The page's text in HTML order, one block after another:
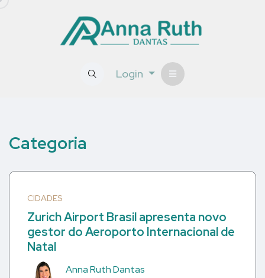
Login
Categoria
CIDADES
Zurich Airport Brasil apresenta novo
gestor do Aeroporto Internacional de
Natal
Anna Ruth Dantas